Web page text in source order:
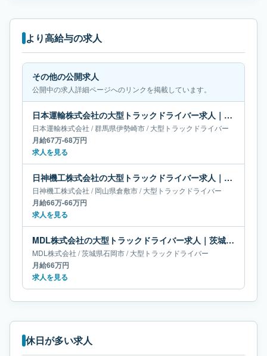
より高給与の求人
その他の公開求人
公開中の求人詳細ページへのリンクを掲載しています。
日本運輸株式会社の大型トラックドライバー求人｜群馬県伊勢崎市｜月給67万-68万円
日本運輸株式会社 /群馬県伊勢崎市/大型トラックドライバー
月給67万-68万円
求人を見る
日神機工株式会社の大型トラックドライバー求人｜岡山県倉敷市｜月給66万-66万円
日神機工株式会社 /岡山県倉敷市/大型トラックドライバー
月給66万-66万円
求人を見る
MDL株式会社の大型トラックドライバー求人｜茨城県石岡市｜月給66万円
MDL株式会社 /茨城県石岡市/大型トラックドライバー
月給66万円
求人を見る
休日が多い求人